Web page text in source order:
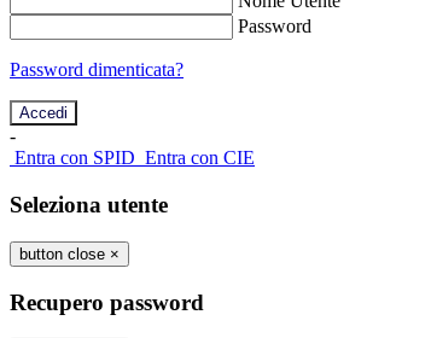
Password
Password dimenticata?
-
Entra con SPID Entra con CIE
Seleziona utente
button close ×
Recupero password